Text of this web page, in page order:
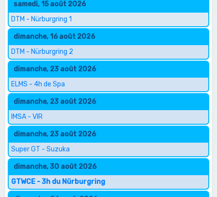
samedi, 15 août 2026
DTM - Nürburgring 1
dimanche, 16 août 2026
DTM - Nürburgring 2
dimanche, 23 août 2026
ELMS - 4h de Spa
dimanche, 23 août 2026
IMSA - VIR
dimanche, 23 août 2026
Super GT - Suzuka
dimanche, 30 août 2026
GTWCE - 3h du Nürburgring